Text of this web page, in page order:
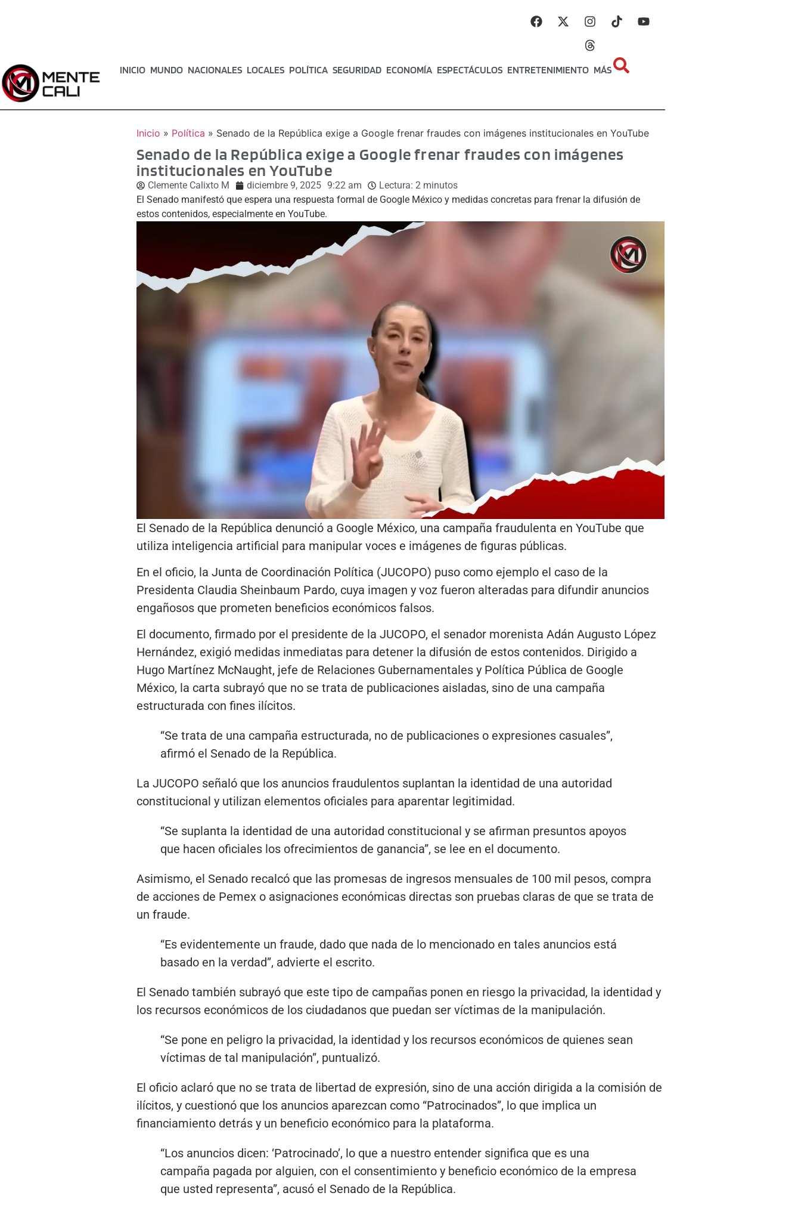
INICIO MUNDO NACIONALES LOCALES POLÍTICA SEGURIDAD ECONOMÍA ESPECTÁCULOS ENTRETENIMIENTO MÁS
Inicio » Política » Senado de la República exige a Google frenar fraudes con imágenes institucionales en YouTube
Senado de la República exige a Google frenar fraudes con imágenes
institucionales en YouTube
Clemente Calixto M diciembre 9, 2025 9:22 am Lectura: 2 minutos
El Senado manifestó que espera una respuesta formal de Google México y medidas concretas para frenar la difusión de
estos contenidos, especialmente en YouTube.
El Senado de la República denunció a Google México, una campaña fraudulenta en YouTube que
utiliza inteligencia artificial para manipular voces e imágenes de figuras públicas.
En el oficio, la Junta de Coordinación Política (JUCOPO) puso como ejemplo el caso de la
Presidenta Claudia Sheinbaum Pardo, cuya imagen y voz fueron alteradas para difundir anuncios
engañosos que prometen beneficios económicos falsos.
El documento, firmado por el presidente de la JUCOPO, el senador morenista Adán Augusto López
Hernández, exigió medidas inmediatas para detener la difusión de estos contenidos. Dirigido a
Hugo Martínez McNaught, jefe de Relaciones Gubernamentales y Política Pública de Google
México, la carta subrayó que no se trata de publicaciones aisladas, sino de una campaña
estructurada con fines ilícitos.
“Se trata de una campaña estructurada, no de publicaciones o expresiones casuales”,
afirmó el Senado de la República.
La JUCOPO señaló que los anuncios fraudulentos suplantan la identidad de una autoridad
constitucional y utilizan elementos oficiales para aparentar legitimidad.
“Se suplanta la identidad de una autoridad constitucional y se afirman presuntos apoyos
que hacen oficiales los ofrecimientos de ganancia”, se lee en el documento.
Asimismo, el Senado recalcó que las promesas de ingresos mensuales de 100 mil pesos, compra
de acciones de Pemex o asignaciones económicas directas son pruebas claras de que se trata de
un fraude.
“Es evidentemente un fraude, dado que nada de lo mencionado en tales anuncios está
basado en la verdad”, advierte el escrito.
El Senado también subrayó que este tipo de campañas ponen en riesgo la privacidad, la identidad y
los recursos económicos de los ciudadanos que puedan ser víctimas de la manipulación.
“Se pone en peligro la privacidad, la identidad y los recursos económicos de quienes sean
víctimas de tal manipulación”, puntualizó.
El oficio aclaró que no se trata de libertad de expresión, sino de una acción dirigida a la comisión de
ilícitos, y cuestionó que los anuncios aparezcan como “Patrocinados”, lo que implica un
financiamiento detrás y un beneficio económico para la plataforma.
“Los anuncios dicen: ‘Patrocinado’, lo que a nuestro entender significa que es una
campaña pagada por alguien, con el consentimiento y beneficio económico de la empresa
que usted representa”, acusó el Senado de la República.